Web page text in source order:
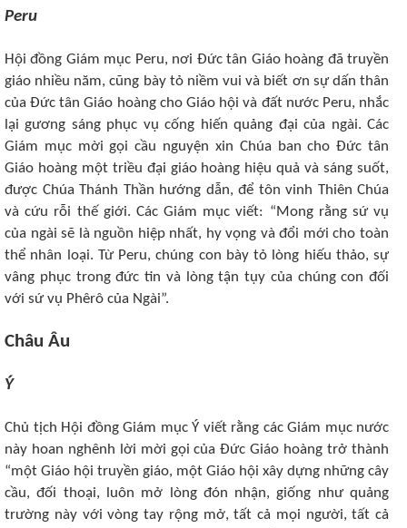
Peru
Hội đồng Giám mục Peru, nơi Đức tân Giáo hoàng đã truyền
giáo nhiều năm, cũng bày tỏ niềm vui và biết ơn sự dấn thân
của Đức tân Giáo hoàng cho Giáo hội và đất nước Peru, nhắc
lại gương sáng phục vụ cống hiến quảng đại của ngài. Các
Giám mục mời gọi cầu nguyện xin Chúa ban cho Đức tân
Giáo hoàng một triều đại giáo hoàng hiệu quả và sáng suốt,
được Chúa Thánh Thần hướng dẫn, để tôn vinh Thiên Chúa
và cứu rỗi thế giới. Các Giám mục viết: “Mong rằng sứ vụ
của ngài sẽ là nguồn hiệp nhất, hy vọng và đổi mới cho toàn
thể nhân loại. Từ Peru, chúng con bày tỏ lòng hiếu thảo, sự
vâng phục trong đức tin và lòng tận tụy của chúng con đối
với sứ vụ Phêrô của Ngài”.
Châu Âu
Ý
Chủ tịch Hội đồng Giám mục Ý viết rằng các Giám mục nước
này hoan nghênh lời mời gọi của Đức Giáo hoàng trở thành
“một Giáo hội truyền giáo, một Giáo hội xây dựng những cây
cầu, đối thoại, luôn mở lòng đón nhận, giống như quảng
trường này với vòng tay rộng mở, tất cả mọi người, tất cả